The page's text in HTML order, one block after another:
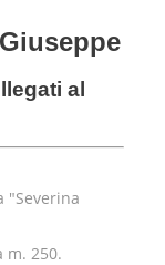
al
"Severina
m. 250.